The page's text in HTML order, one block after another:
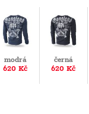
modrá
620 Kč
černá
620 Kč